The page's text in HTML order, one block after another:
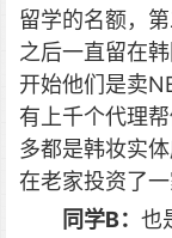
留学的名额，
之后一直留在
开始他们是卖
有上千个代理
多都是韩妆实
在老家投资了
同学B： 也